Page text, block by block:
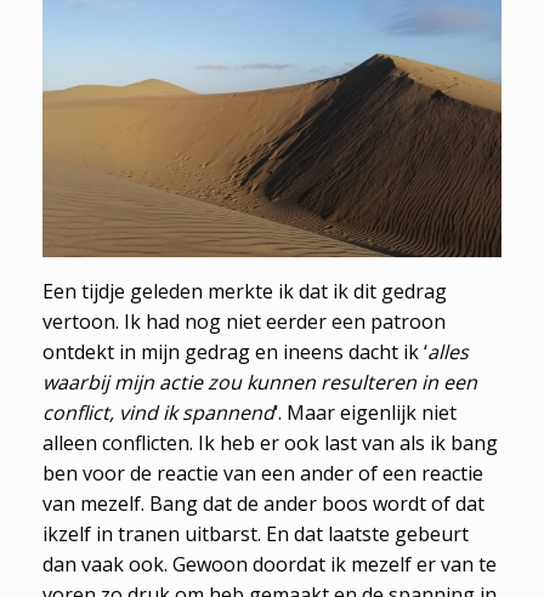
Een tijdje geleden merkte ik dat ik dit gedrag
vertoon. Ik had nog niet eerder een patroon
ontdekt in mijn gedrag en ineens dacht ik ‘alles
waarbij mijn actie zou kunnen resulteren in een
conflict, vind ik spannend‘. Maar eigenlijk niet
alleen conflicten. Ik heb er ook last van als ik bang
ben voor de reactie van een ander of een reactie
van mezelf. Bang dat de ander boos wordt of dat
ikzelf in tranen uitbarst. En dat laatste gebeurt
dan vaak ook. Gewoon doordat ik mezelf er van te